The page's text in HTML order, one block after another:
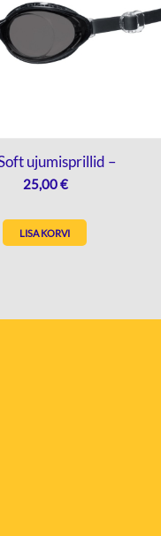
ujumisprillid –
25,00€
LISA KORVI